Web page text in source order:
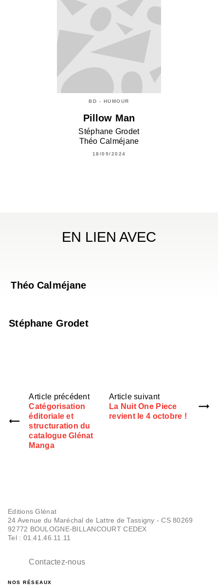
BD - HUMOUR
Pillow Man
Stéphane Grodet
Théo Calméjane
18/09/2024
EN LIEN AVEC
Théo Calméjane
Stéphane Grodet
Article précédent
Catégorisation
éditoriale et
structuration du
catalogue Glénat
Manga
Article suivant
La Nuit One Piece
revient le 4 octobre !
Editions Glénat
24 Avenue du Maréchal de Lattre de Tassigny - CS 80269
92772 BOULOGNE-BILLANCOURT CEDEX
Tel : 01.41.46.11.11
Contactez-nous
NOS RÉSEAUX